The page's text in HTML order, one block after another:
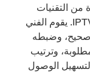
من التقنيات
الحديثة مثل HD و4K وIPTV. يقوم الفني
وضبطه
وترتيب
الوصول